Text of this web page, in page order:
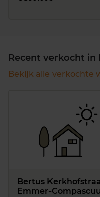
Recent verkocht
Bekijk alle verkochte
Bertus
Emmer-